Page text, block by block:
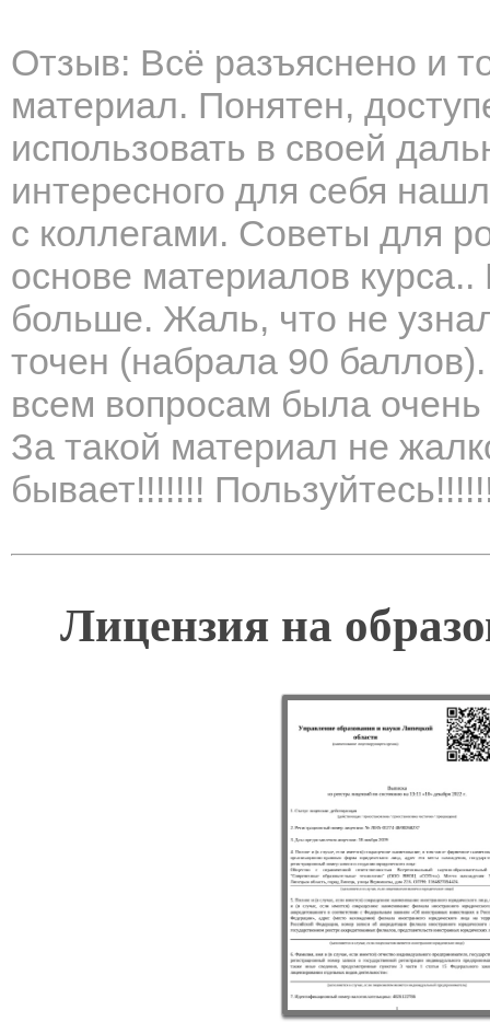
Отзыв: Всё разъяснено и
материал. Понятен,
использовать в своей
интересного для себя
с коллегами. Советы для
основе материалов
больше. Жаль, что не
точен (набрала 90
всем вопросам была
За такой материал не
бывает!!!!!!!
Лицензия на